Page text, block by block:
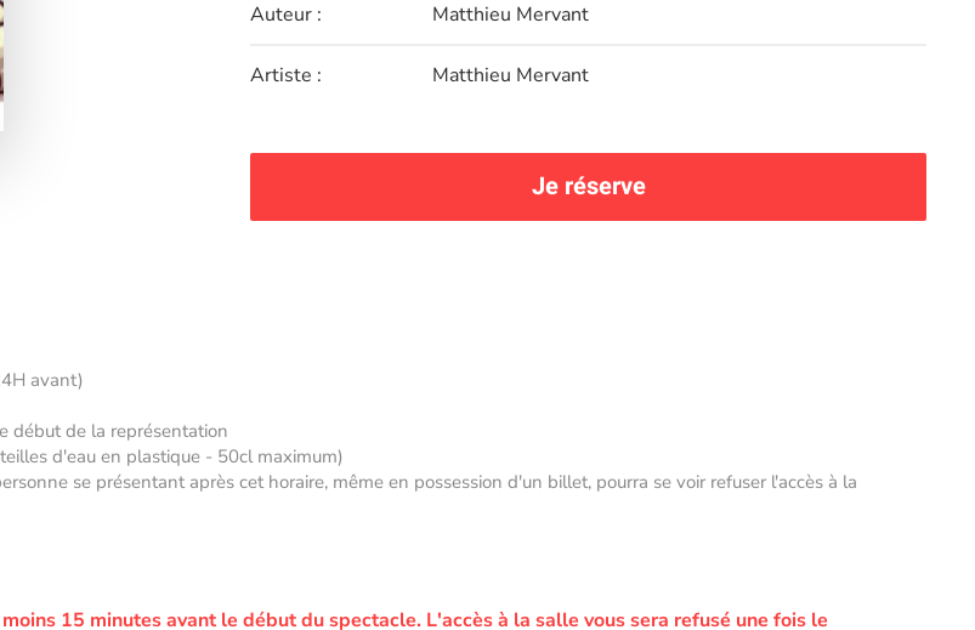
Auteur : Matthieu Mervant
Artiste : Matthieu Mervant
Je réserve
avant)
début de la représentation
d'eau en plastique - 50cl maximum)
se présentant après cet horaire, même en possession d'un billet, pourra se voir refuser l'accès à la
15 minutes avant le début du spectacle. L'accès à la salle vous sera refusé une fois le